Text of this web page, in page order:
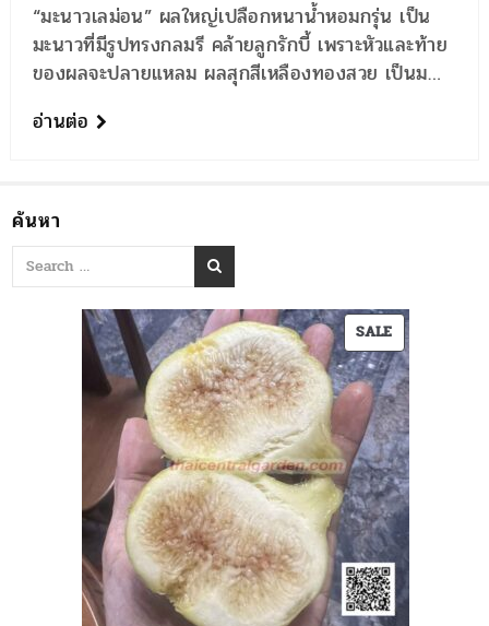
“มะนาวเลม่อน” ผลใหญ่เปลือกหนาน้ำหอมกรุ่น เป็น
มะนาวที่มีรูปทรงกลมรี คล้ายลูกรักบี้ เพราะหัวและท้าย
ของผลจะปลายแหลม ผลสุกสีเหลืองทองสวย เป็นม…
อ่านต่อ
ค้นหา
SALEPRODUCT
ON
SALE